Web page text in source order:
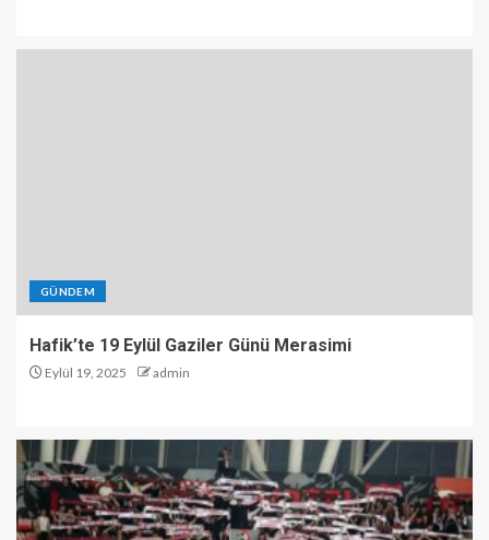
GÜNDEM
Hafik’te 19 Eylül Gaziler Günü Merasimi
Eylül 19, 2025 admin